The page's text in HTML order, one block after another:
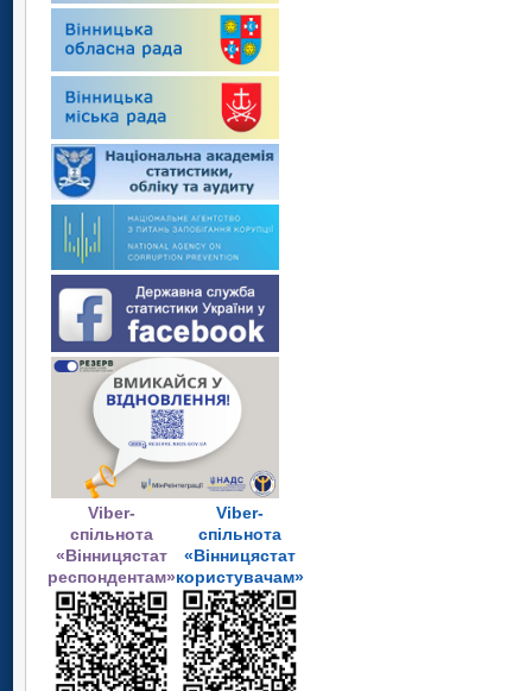
Viber-
спільнота
«Вінницястат
респондентам»
Viber-
спільнота
«Вінницястат
користувачам»